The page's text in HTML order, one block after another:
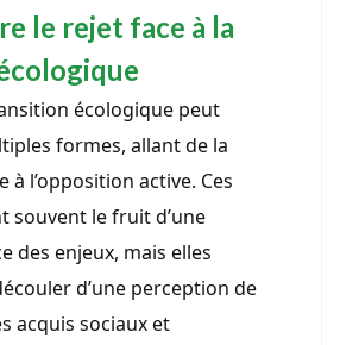
le rejet face à la
écologique peut
formes, allant de la
à l’opposition active. Ces
souvent le fruit d’une
des enjeux, mais elles
d’une perception de
acquis sociaux et